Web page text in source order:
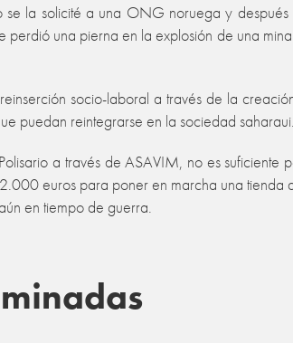
se la solicité a una ONG noruega y
una pierna en la explosión de una
socio-laboral a través de la
puedan reintegrarse en la sociedad saharaui.
a través de ASAVIM, no es
euros para poner en marcha una
en tiempo de guerra.